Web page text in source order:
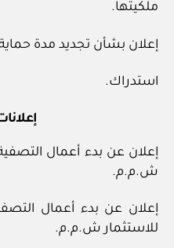
ملكيتها.
إعلان بشأن تجديد مدة
استدراك.
إعلان عن بدء أعمال
ش.م.م.
إعلان عن بدء أعمال
للاستثمار ش.م.م.